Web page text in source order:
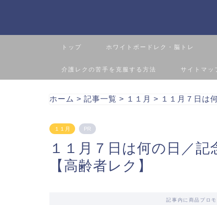
トップ ホワイトボードレク・脳トレ
介護レクの苦手を克服する方法 サイトマッ
ホーム > 記事一覧 > １１月 > １１月７日は
１１月 PR
１１月７日は何の日／
【高齢者レク】
記事内に商品プロ